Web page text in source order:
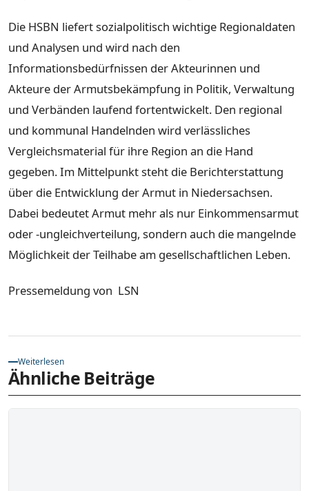
Die HSBN liefert sozialpolitisch wichtige Regionaldaten
und Analysen und wird nach den
Informationsbedürfnissen der Akteurinnen und
Akteure der Armutsbekämpfung in Politik, Verwaltung
und Verbänden laufend fortentwickelt. Den regional
und kommunal Handelnden wird verlässliches
Vergleichsmaterial für ihre Region an die Hand
gegeben. Im Mittelpunkt steht die Berichterstattung
über die Entwicklung der Armut in Niedersachsen.
Dabei bedeutet Armut mehr als nur Einkommensarmut
oder -ungleichverteilung, sondern auch die mangelnde
Möglichkeit der Teilhabe am gesellschaftlichen Leben.
Pressemeldung von LSN
Weiterlesen
Ähnliche Beiträge